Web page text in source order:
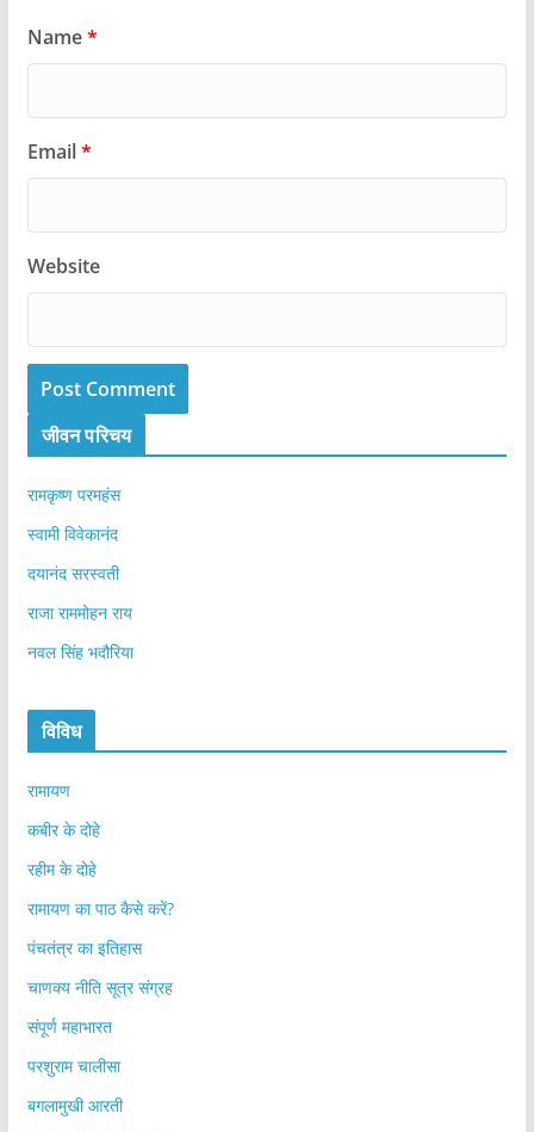
Name*
Email*
Website
जीवन परिचय
रामकृष्ण परमहंस
स्वामी विवेकानंद
दयानंद सरस्वती
राजा राममोहन राय
नवल सिंह भदौरिया
विविध
रामायण
कबीर के दोहे
रहीम के दोहे
रामायण का पाठ कैसे करें?
पंचतंत्र का इतिहास
चाणक्य नीति सूत्र संग्रह
संपूर्ण महाभारत
परशुराम चालीसा
बगलामुखी आरती